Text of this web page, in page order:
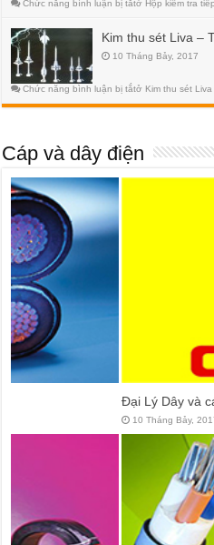
Chức năng bình luận bị tắtở Hộp kiểm tra
Kim thu sét Liva –
10 Tháng Bảy, 2017
Chức năng bình luận bị tắtở Kim thu sét
Cáp và dây điện
Đại Lý Dây và cáp điện CADIVI